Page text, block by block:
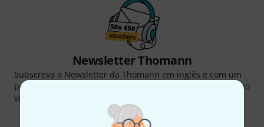
Newsletter Thomann
Subscreva a Newsletter da Thomann em inglês e com um
pouco de sorte você poderá ganhar um dos
no
valor de
Contribuições inspiradoras